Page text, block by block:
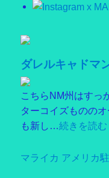
ダレルキャドマ
こちらNM州はすっ
ターコイズものの
も新し…続きを読む
マライカ アメリカ